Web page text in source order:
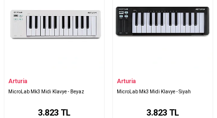
Arturia
MicroLab Mk3 Midi Klavye - Beyaz
3.823 TL
Arturia
MicroLab Mk3 Midi Klavye - Siyah
3.823 TL